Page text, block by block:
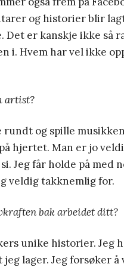
og historier blir
Det er kanskje ikke så
i. Hvem har vel ikke
artist?
rundt og spille
hjertet. Man er jo
Jeg får holde på med
veldig takknemlig for.
bak arbeidet ditt?
unike historier. Jeg
lager. Jeg forsøker